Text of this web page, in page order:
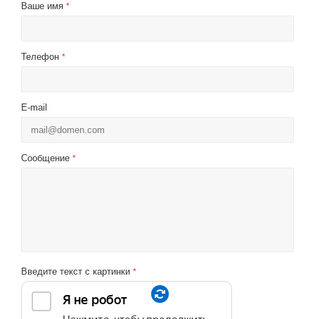
Ваше имя *
Телефон *
E-mail
Сообщение *
Введите текст с картинки *